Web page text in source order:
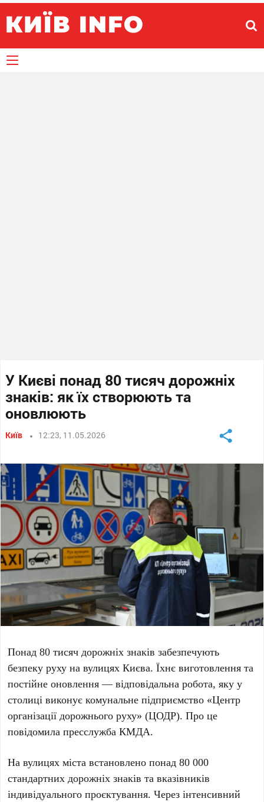
У Києві понад 80 тисяч дорожніх
знаків: як їх створюють та
оновлюють
Київ 12:23, 11.05.2026
Понад80 тисяч дорожніх знаків забезпечують
безпеку руху на вулицях Києва. Їхнє виготовлення та
постійне оновлення — відповідальна робота, яку у
столиці виконує комунальне підприємство «Центр
організації дорожнього руху» (ЦОДР). Про це
повідомила пресслужбаКМДА.
На вулицях міста встановлено понад80 000
стандартних дорожніх знаків та вказівників
індивідуального проєктування. Через інтенсивний